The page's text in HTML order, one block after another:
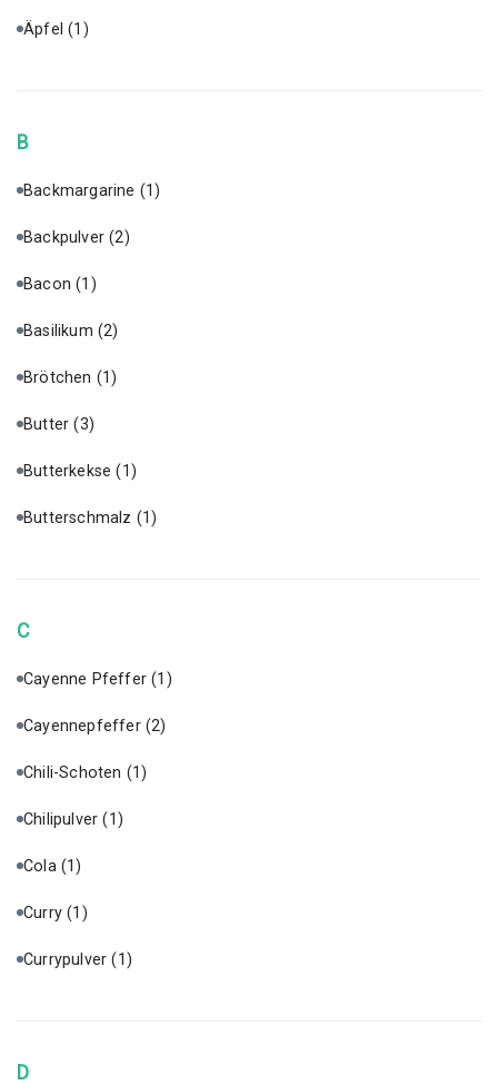
Äpfel(1)
B
Backmargarine (1)
Backpulver(2)
Bacon(1)
Basilikum (2)
Brötchen (1)
Butter(3)
Butterkekse(1)
Butterschmalz (1)
C
Cayenne Pfeffer(1)
Cayennepfeffer (2)
Chili-Schoten (1)
Chilipulver(1)
Cola (1)
Curry(1)
Currypulver(1)
D